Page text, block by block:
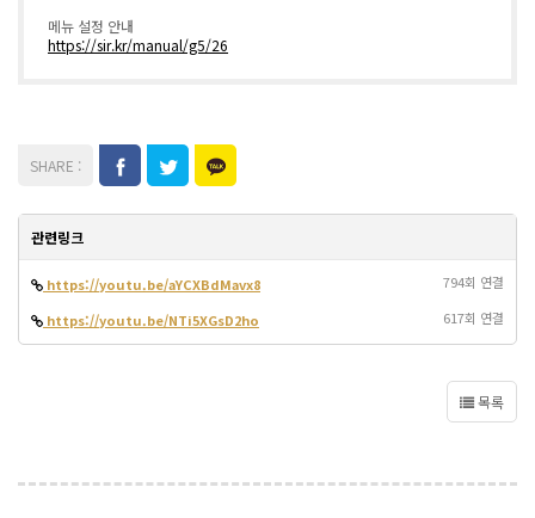
메뉴 설정 안내
https://sir.kr/manual/g5/26
관련링크
https://youtu.be/aYCXBdMavx8
794회 연결
https://youtu.be/NTi5XGsD2ho
617회 연결
목록